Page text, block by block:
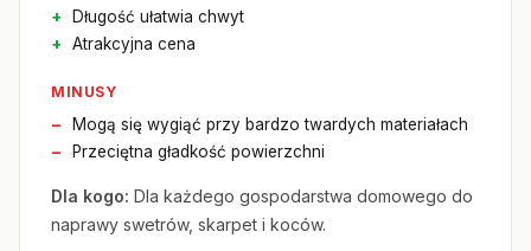
Długość ułatwia chwyt
Atrakcyjna cena
MINUSY
Mogą się wygiąć przy bardzo twardych materiałach
Przeciętna gładkość powierzchni
Dla kogo: Dla każdego gospodarstwa domowego do
naprawy swetrów, skarpet i koców.